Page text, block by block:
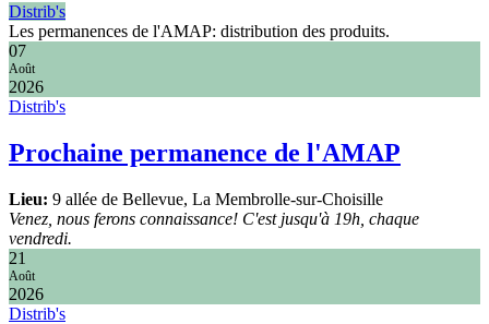
Distrib's
Les permanences de l'AMAP: distribution des produits.
07
Août
2026
Distrib's
Prochaine permanence de l'AMAP
Lieu: 9 allée de Bellevue, La Membrolle-sur-Choisille
Venez, nous ferons connaissance! C'est jusqu'à 19h, chaque
vendredi.
21
Août
2026
Distrib's